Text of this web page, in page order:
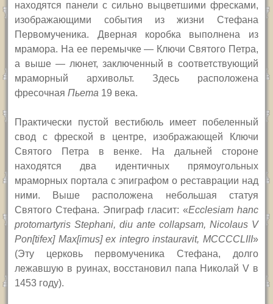
находятся панели с сильно выцветшими фресками,
изображающими события из жизни Стефана
Первомученика. Дверная коробка выполнена из
мрамора. На ее перемычке — Ключи Святого Петра,
а выше — люнет, заключенный в соответствующий
мраморный архивольт. Здесь расположена
фресочнаяПьета 19 века.
Практически пустой вестибюль имеет побеленный
свод с фреской в центре, изображающей Ключи
Святого Петра в венке. На дальней стороне
находятся два идентичных прямоугольных
мраморных портала с эпиграфом о реставрации над
ними. Выше расположена небольшая статуя
Святого Стефана. Эпиграф гласит: «Ecclesiam hanc
protomartyris Stephani, diu ante collapsam, Nicolaus V
Pon[tifex] Max[imus] ex integro instauravit, MCCCCLIII»
(Эту церковь первомученика Стефана, долго
лежавшую в руинах, восстановил папа Николай V в
1453 году).